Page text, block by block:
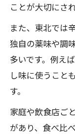
ことが大切にさ
また、東北では
独自の薬味や調
多いです。例え
し味に使うこと
す。
家庭や飲食店ご
があり、食べ比